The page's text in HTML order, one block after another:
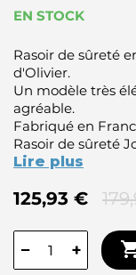
EN STOCK
Rasoir de sûreté
d'Olivier.
Un modèle très
agréable.
Fabriqué en
Rasoir de sûreté
Lire plus
125,93 €
− +